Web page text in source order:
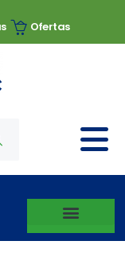
Ofertas